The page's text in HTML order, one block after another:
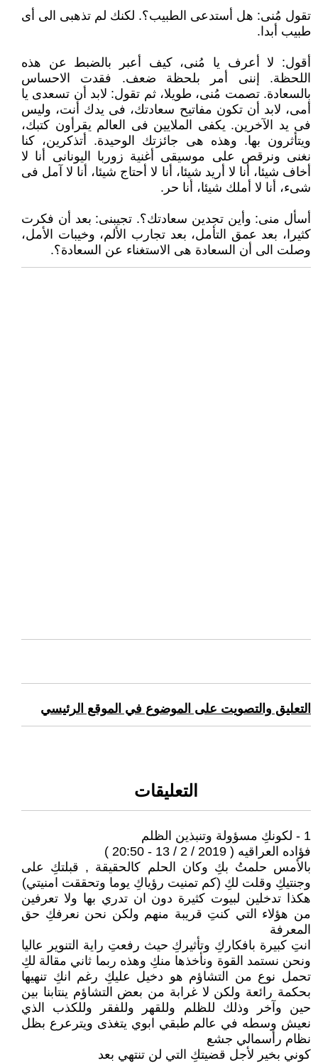
تقول مُنى: هل أستدعى الطبيب؟. لكنك لم تذهبى الى أى
طبيب أبدا.
أقول: لا أعرف يا مُنى، كيف أعبر بالضبط عن هذه
اللحظة. إننى أمر بلحظة ضعف. فقدت الاحساس
بالسعادة. تصمت مُنى، طويلا، ثم تقول: لابد أن تسعدى يا
أمى، لابد أن تكون مفاتيح سعادتك، فى يدك أنت، وليس
فى يد الآخرين. يكفى الملايين فى العالم يقرأون كتبك،
ويتأثرون بها. وهذه هى جائزتك الوحيدة. أتذكرين، كنا
نغنى ونرقص على موسيقى أغنية زوربا اليونانى أنا لا
أخاف شيئا، أنا لا أريد شيئا، أنا لا أحتاج شيئا، أنا لا آمل فى
شىء، أنا لا أملك شيئا، أنا حر.
أسأل منى: وأين تجدين سعادتك؟. تجيبنى: بعد أن فكرت
كثيرا، بعد عمق التأمل، بعد تجارب الألم، وخيبات الأمل،
وصلت الى أن السعادة هى الاستغناء عن السعادة؟.
التعليق والتصويت على الموضوع في الموقع الرئيسي
التعليقات
1 - لكونكِ مسؤولة وتنبذين الظلم
فؤاده العراقيه ( 2019 / 2 / 13 - 20:50 )
بالأمس حلمتُ بكِ وكان الحلم كالحقيقة , قبلتكِ على
وجنتيكِ وقلت لكِ (كم تمنيت رؤياكِ يوما وتحققت امنيتي)
هكذا تدخلين لبيوت كثيرة دون ان تدري بها ولا تعرفين
من هؤلاء التي كنتِ قريبة منهم ولكن نحن نعرفكِ حق
المعرفة
انتِ كبيرة بافكاركِ وتأثيركِ حيث رفعتِ راية التنوير عاليا
ونحن نستمد القوة ونأخذها منكِ وهذه ربما ثاني مقالة لكِ
تحمل نوع من التشاؤم هو دخيل عليكِ رغم انكِ تنهيها
بحكمة رائعة ولكن لا غرابة من بعض التشاؤم ينتابنا بين
حين وآخر وذلك للظلم وللقهر وللفقر وللكذب الذي
نعيش وسطه في عالم طبقي ابوي يتغذى ويترعرع بظل
نظام رأسمالي جشع
كوني بخير لأجل قضيتكِ التي لن تنتهي بعد